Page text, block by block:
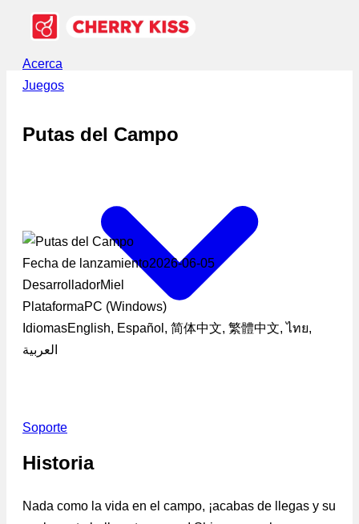
Acerca
Juegos
Soporte
Putas del Campo
Fecha de lanzamiento2026-06-05
DesarrolladorMiel
PlataformaPC (Windows)
IdiomasEnglish, Español, 简体中文, 繁體中文, ไทย,
العربية
Historia
Nada como la vida en el campo, ¡acabas de llegas y su